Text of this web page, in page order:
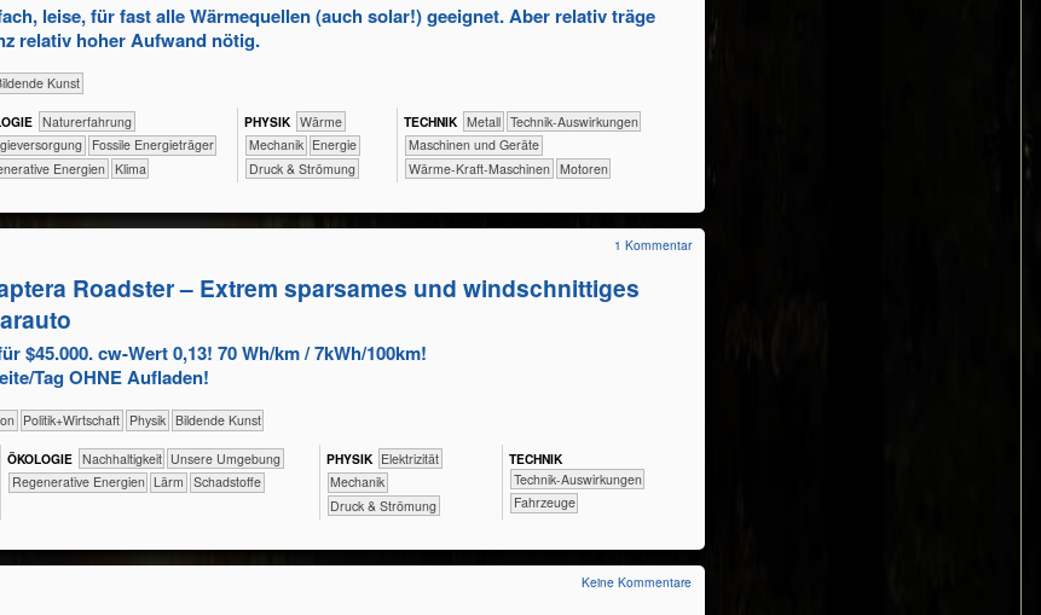
leise, für fast alle Wärmequellen (auch solar!) geeignet. Aber relativ träge
relativ hoher Aufwand nötig.
Kunst
​​​​​​​​​​​​​Naturerfahrung
​​​Fossile Energieträger
Energien Klima
PHY​SIK ​​​​​Wärme
​​​Mechanik ​​Energie
Druck & Strömung
TECH​NIK ​​​​​​​​Metall ​​​​​​Technik-Auswirkungen
​​​​Maschinen und Geräte
​Wärme-Kraft-Maschinen Motoren
Roadster – Extrem sparsames und windschnittiges
$45.000. cw-Wert 0,13! 70 Wh/km / 7kWh/100km!
Tag OHNE Aufladen!
​​​​​​​​​Politik+​Wirtschaft ​​​​​​​Physik Bildende Kunst
ÖKO​LOGIE ​​​​​​​​​​​​​​​Nachhaltigkeit ​​​​​​​​​​​​​Unsere Umgebung
​​​Regenerative Energien ​Lärm ​Schadstoffe
PHY​SIK ​​​Elektrizität
​​​Mechanik
Druck & Strömung
TECH​NIK
​​​​​​Technik-Auswirkungen
​Fahrzeuge
1 Kommentar
Keine Kommentare